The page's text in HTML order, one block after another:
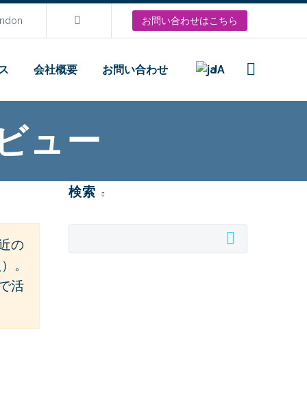
お問い合わせはこちら
会社概要 お問い合わせ JA
ュー
の
。
活
検索